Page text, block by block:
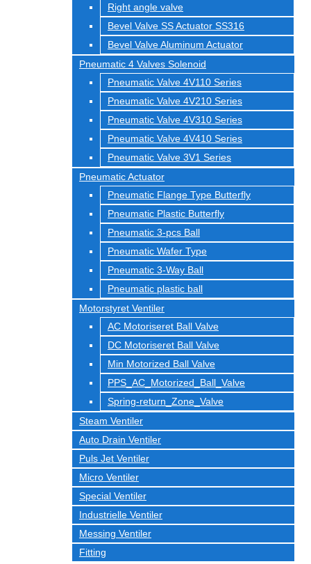
Right angle valve
Bevel Valve SS Actuator SS316
Bevel Valve Aluminum Actuator
Pneumatic 4 Valves Solenoid
Pneumatic Valve 4V110 Series
Pneumatic Valve 4V210 Series
Pneumatic Valve 4V310 Series
Pneumatic Valve 4V410 Series
Pneumatic Valve 3V1 Series
Pneumatic Actuator
Pneumatic Flange Type Butterfly
Pneumatic Plastic Butterfly
Pneumatic 3-pcs Ball
Pneumatic Wafer Type
Pneumatic 3-Way Ball
Pneumatic plastic ball
Motorstyret Ventiler
AC Motoriseret Ball Valve
DC Motoriseret Ball Valve
Min Motorized Ball Valve
PPS_AC_Motorized_Ball_Valve
Spring-return_Zone_Valve
Steam Ventiler
Auto Drain Ventiler
Puls Jet Ventiler
Micro Ventiler
Special Ventiler
Industrielle Ventiler
Messing Ventiler
Fitting